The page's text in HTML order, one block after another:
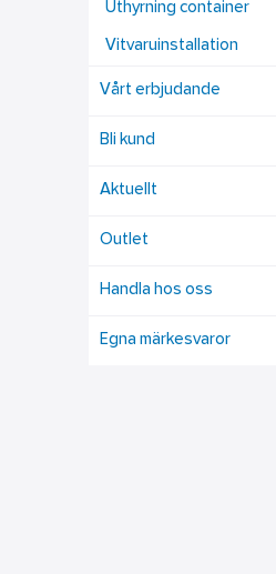
Uthyrning container
Vitvaruinstallation
Vårt erbjudande
Bli kund
Aktuellt
Outlet
Handla hos oss
Egna märkesvaror